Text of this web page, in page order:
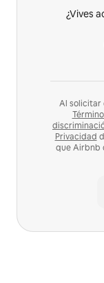
¿Vives
Al solicitar
Privacidad
que Airbnb